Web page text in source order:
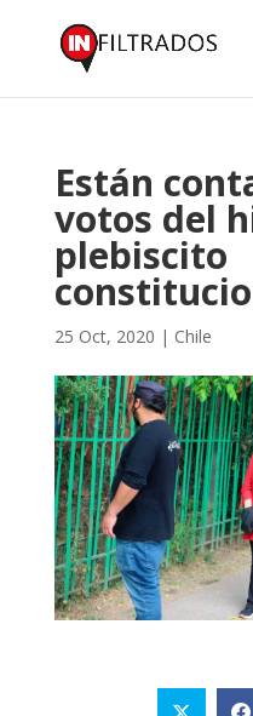
Están
votos del
plebiscito
25 Oct, 2020 | Chile